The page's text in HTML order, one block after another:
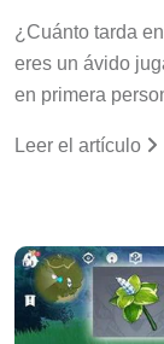
¿Cuánto tarda
eres un ávido
en primera
Leer el artículo